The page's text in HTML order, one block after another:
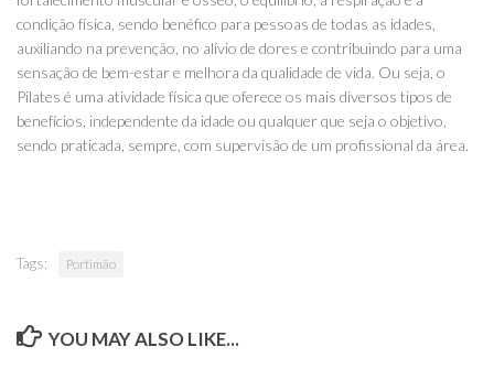
condição física, sendo benéfico para pessoas de todas as idades,
auxiliando na prevenção, no alívio de dores e contribuindo para uma
sensação de bem-estar e melhora da qualidade de vida. Ou seja, o
Pilates é uma atividade física que oferece os mais diversos tipos de
benefícios, independente da idade ou qualquer que seja o objetivo,
sendo praticada, sempre, com supervisão de um profissional da área.
Tags: Portimão
YOU MAY ALSO LIKE...